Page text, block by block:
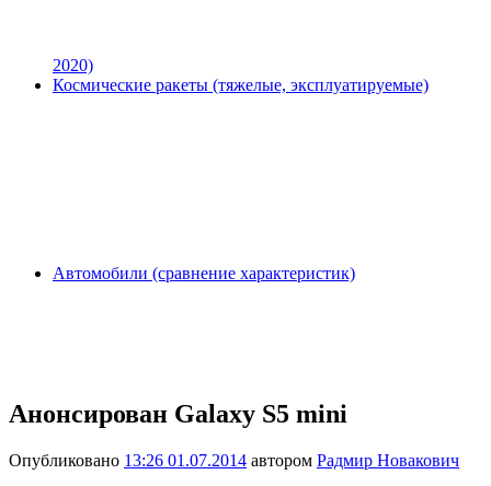
2020)
Космические ракеты (тяжелые, эксплуатируемые)
Автомобили (сравнение характеристик)
Анонсирован Galaxy S5 mini
Опубликовано 13:26 01.07.2014 автором Радмир Новакович